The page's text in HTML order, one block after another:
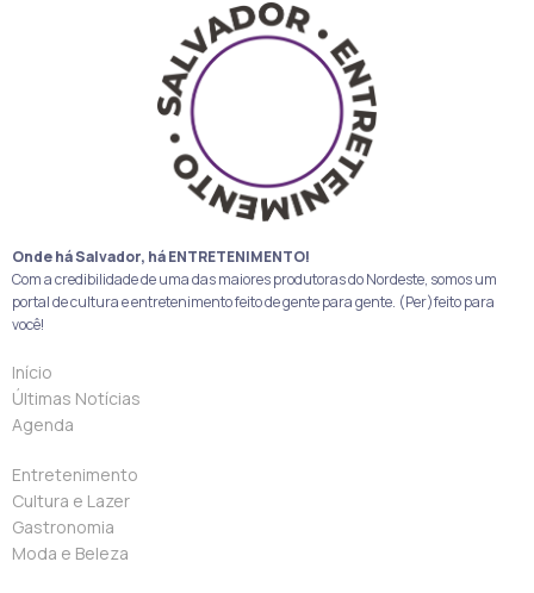
Onde há Salvador, há ENTRETENIMENTO!
Com a credibilidade de uma das maiores produtoras do Nordeste, somos um
portal de cultura e entretenimento feito de gente para gente. (Per)feito para
você!
Início
Últimas Notícias
Agenda
Entretenimento
Cultura e Lazer
Gastronomia
Moda e Beleza